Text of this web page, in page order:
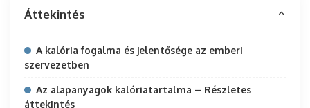
Áttekintés
A kalória fogalma és jelentősége az emberi
szervezetben
Az alapanyagok kalóriatartalma – Részletes
áttekintés